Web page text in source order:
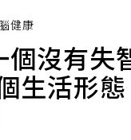
健康
個沒有失
生活形